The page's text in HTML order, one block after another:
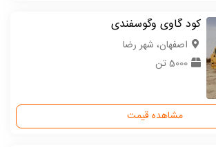
کود گاوی وگوسفندی
اصفهان، شهر رضا
5000 تن
مشاهده قیمت